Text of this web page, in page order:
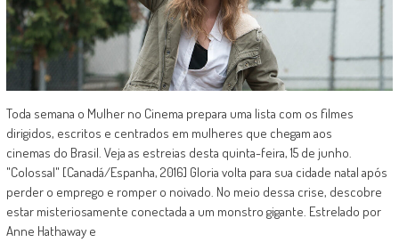
Toda semana o Mulher no Cinema prepara uma lista com os filmes
dirigidos, escritos e centrados em mulheres que chegam aos
cinemas do Brasil. Veja as estreias desta quinta-feira, 15 de junho.
"Colossal" [Canadá/Espanha, 2016] Gloria volta para sua cidade natal após
perder o emprego e romper o noivado. No meio dessa crise, descobre
estar misteriosamente conectada a um monstro gigante. Estrelado por
Anne Hathaway e